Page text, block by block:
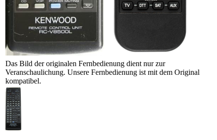
Das Bild der originalen Fernbedienung dient nur zur
Veranschaulichung. Unsere Fernbedienung ist mit dem Original
kompatibel.